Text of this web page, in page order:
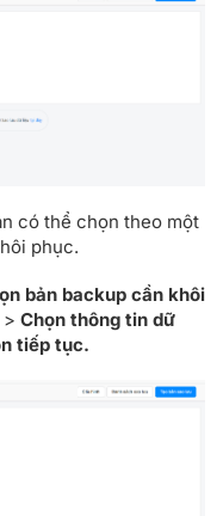
có thể chọn theo một
phục.
bản backup cần khôi
> Chọn thông tin dữ
tiếp tục.